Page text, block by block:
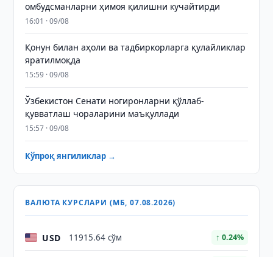
омбудсманларни ҳимоя қилишни кучайтирди
16:01 · 09/08
Қонун билан аҳоли ва тадбиркорларга қулайликлар
яратилмоқда
15:59 · 09/08
Ўзбекистон Сенати ногиронларни қўллаб-
қувватлаш чораларини маъқуллади
15:57 · 09/08
Кўпроқ янгиликлар →
ВАЛЮТА КУРСЛАРИ (МБ, 07.08.2026)
USD 11915.64 сўм ↑ 0.24%